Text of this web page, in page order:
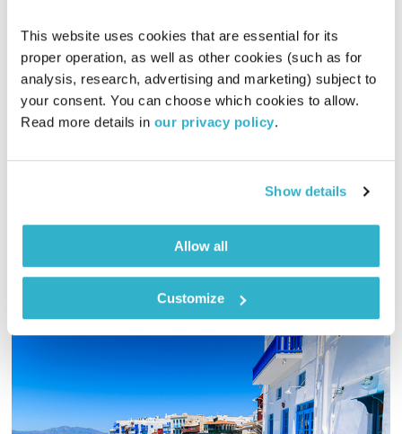
This website uses cookies that are essential for its
proper operation, as well as other cookies (such as for
analysis, research, advertising and marketing) subject to
your consent. You can choose which cookies to allow.
Read more details in our privacy policy.
Show details
Allow all
Customize
שיר לשירה
הדס גלעד
דהן.